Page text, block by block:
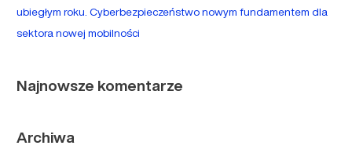
ubiegłym roku. Cyberbezpieczeństwo nowym fundamentem dla
sektora nowej mobilności
Najnowsze komentarze
Archiwa